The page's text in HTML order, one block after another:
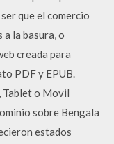
que el comercio
la basura, o
creada para
PDF y EPUB.
Tablet o Movil
sobre Bengala
estados